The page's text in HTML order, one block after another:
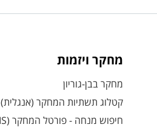
מחקר ויזמות
מחקר בבן-גוריון
קטלוג תשתיות המחקר (אנגלית)
חיפוש מנחה - פורטל המחקר (CRIS)